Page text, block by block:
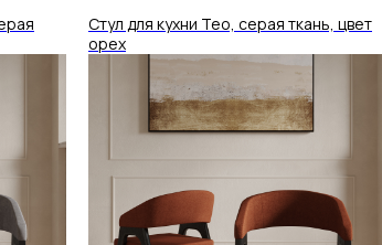
Стул для кухни Teo, серая ткань, цвет
орех